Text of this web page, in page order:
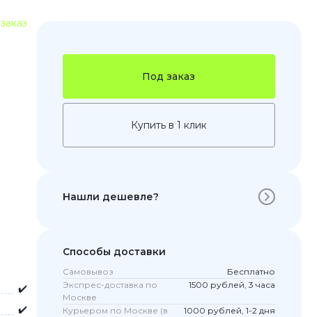
✔️
✔️
Под заказ
Купить в 1 клик
Нашли дешевле?
Способы доставки
Самовывоз
Бесплатно
Экспрес-доставка по
Москве
1500 рублей, 3 часа
Курьером по Москве (в
1000 рублей, 1-2 дня